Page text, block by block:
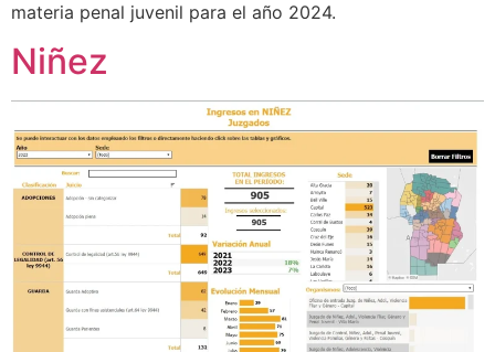
materia penal juvenil para el año 2024.
Niñez